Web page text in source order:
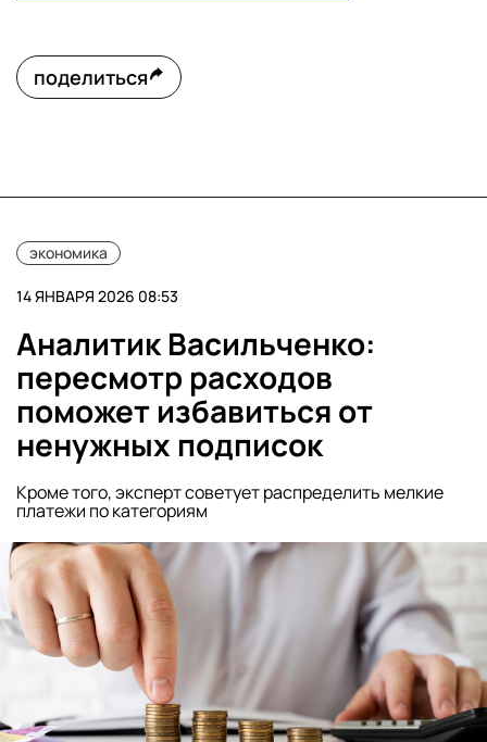
поделиться
экономика
14 ЯНВАРЯ 2026 08:53
Аналитик Васильченко:
пересмотр расходов
поможет избавиться от
ненужных подписок
Кроме того, эксперт советует распределить мелкие
платежи по категориям